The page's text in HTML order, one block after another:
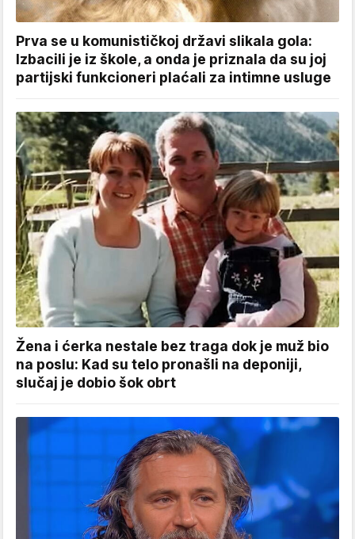
Prva se u komunističkoj državi slikala gola:
Izbacili je iz škole, a onda je priznala da su joj
partijski funkcioneri plaćali za intimne usluge
Žena i ćerka nestale bez traga dok je muž bio
na poslu: Kad su telo pronašli na deponiji,
slučaj je dobio šok obrt